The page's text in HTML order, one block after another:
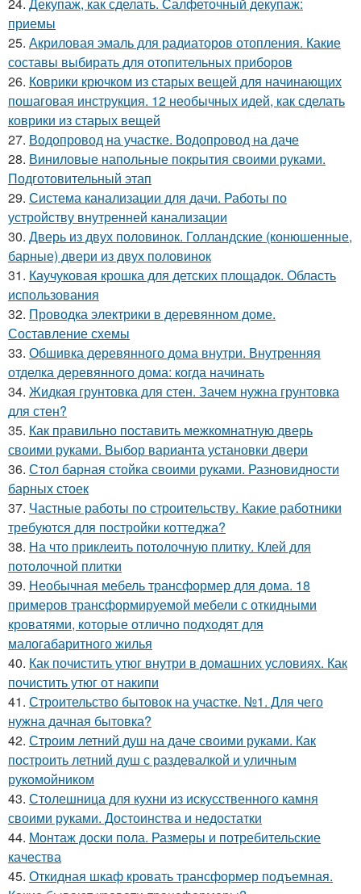
24. Декупаж, как сделать. Салфеточный декупаж:
приемы
25. Акриловая эмаль для радиаторов отопления. Какие
составы выбирать для отопительных приборов
26. Коврики крючком из старых вещей для начинающих
пошаговая инструкция. 12 необычных идей, как сделать
коврики из старых вещей
27. Водопровод на участке. Водопровод на даче
28. Виниловые напольные покрытия своими руками.
Подготовительный этап
29. Система канализации для дачи. Работы по
устройству внутренней канализации
30. Дверь из двух половинок. Голландские (конюшенные,
барные) двери из двух половинок
31. Каучуковая крошка для детских площадок. Область
использования
32. Проводка электрики в деревянном доме.
Составление схемы
33. Обшивка деревянного дома внутри. Внутренняя
отделка деревянного дома: когда начинать
34. Жидкая грунтовка для стен. Зачем нужна грунтовка
для стен?
35. Как правильно поставить межкомнатную дверь
своими руками. Выбор варианта установки двери
36. Стол барная стойка своими руками. Разновидности
барных стоек
37. Частные работы по строительству. Какие работники
требуются для постройки коттеджа?
38. На что приклеить потолочную плитку. Клей для
потолочной плитки
39. Необычная мебель трансформер для дома. 18
примеров трансформируемой мебели с откидными
кроватями, которые отлично подходят для
малогабаритного жилья
40. Как почистить утюг внутри в домашних условиях. Как
почистить утюг от накипи
41. Строительство бытовок на участке. №1. Для чего
нужна дачная бытовка?
42. Строим летний душ на даче своими руками. Как
построить летний душ с раздевалкой и уличным
рукомойником
43. Столешница для кухни из искусственного камня
своими руками. Достоинства и недостатки
44. Монтаж доски пола. Размеры и потребительские
качества
45. Откидная шкаф кровать трансформер подъемная.